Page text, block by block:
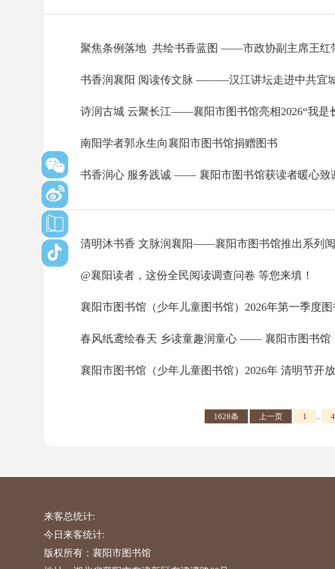
聚焦条例落地 共绘书香蓝图 ——市政协副主席王红
书香润襄阳 阅读传文脉 ———汉江讲坛走进中共宜
诗润古城 云聚长江——襄阳市图书馆亮相2026“我是
南阳学者郭永生向襄阳市图书馆捐赠图书
书香润心 服务践诚 —— 襄阳市图书馆获读者暖心致
清明沐书香 文脉润襄阳——襄阳市图书馆推出系列
@襄阳读者，这份全民阅读调查问卷 等您来填！
襄阳市图书馆（少年儿童图书馆）2026年第一季度
春风纸鸢绘春天 乡读童趣润童心 —— 襄阳市图书馆
襄阳市图书馆（少年儿童图书馆）2026年 清明节开
1628条 上一页 1 .. 4
来客总统计:
今日来客统计:
版权所有：襄阳市图书馆